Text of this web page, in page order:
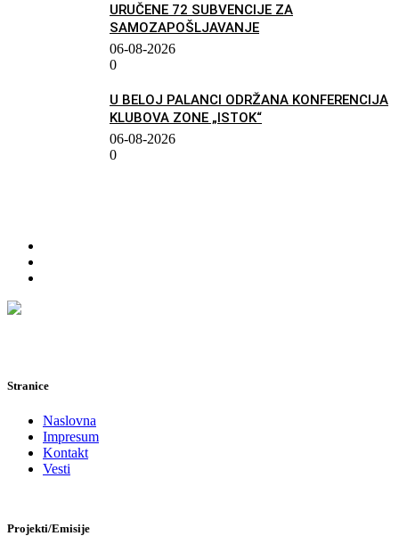
URUČENE 72 SUBVENCIJE ZA
SAMOZAPOŠLJAVANJE
06-08-2026
0
U BELOJ PALANCI ODRŽANA KONFERENCIJA
KLUBOVA ZONE „ISTOK“
06-08-2026
0
Stranice
Naslovna
Impresum
Kontakt
Vesti
Projekti/Emisije